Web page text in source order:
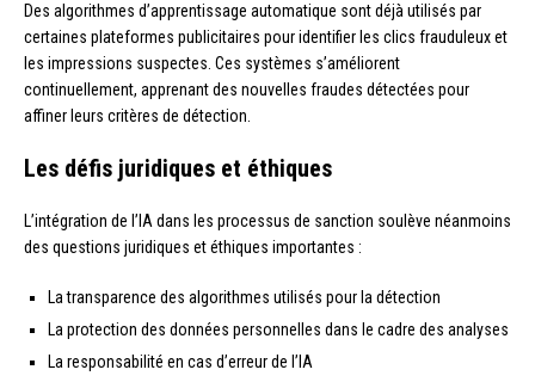
Des algorithmes d’apprentissage automatique sont déjà utilisés par
certaines plateformes publicitaires pour identifier les clics frauduleux et
les impressions suspectes. Ces systèmes s’améliorent
continuellement, apprenant des nouvelles fraudes détectées pour
affiner leurs critères de détection.
Les défis juridiques et éthiques
L’intégration de l’IA dans les processus de sanction soulève néanmoins
des questions juridiques et éthiques importantes :
La transparence des algorithmes utilisés pour la détection
La protection des données personnelles dans le cadre des analyses
La responsabilité en cas d’erreur de l’IA